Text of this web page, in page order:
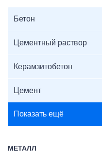
Бетон
Цементный раствор
Керамзитобетон
Цемент
Показать ещё
МЕТАЛЛ